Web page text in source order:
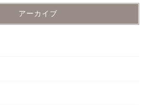
アーカイブ